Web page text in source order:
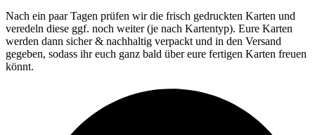
Nach ein paar Tagen prüfen wir die frisch gedruckten Karten und
veredeln diese ggf. noch weiter (je nach Kartentyp). Eure Karten
werden dann sicher & nachhaltig verpackt und in den Versand
gegeben, sodass ihr euch ganz bald über eure fertigen Karten freuen
könnt.